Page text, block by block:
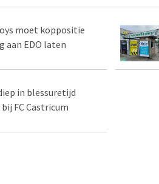
moet koppositie
aan EDO laten
in blessuretijd
FC Castricum